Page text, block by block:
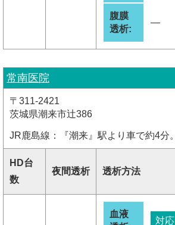
腹膜
透析:
―
常南医院
〒311-2421
茨城県潮来市辻386
JR鹿島線：『潮来』駅より車で約4分。
HD台
数
夜間透析 透析方法
血液
対応